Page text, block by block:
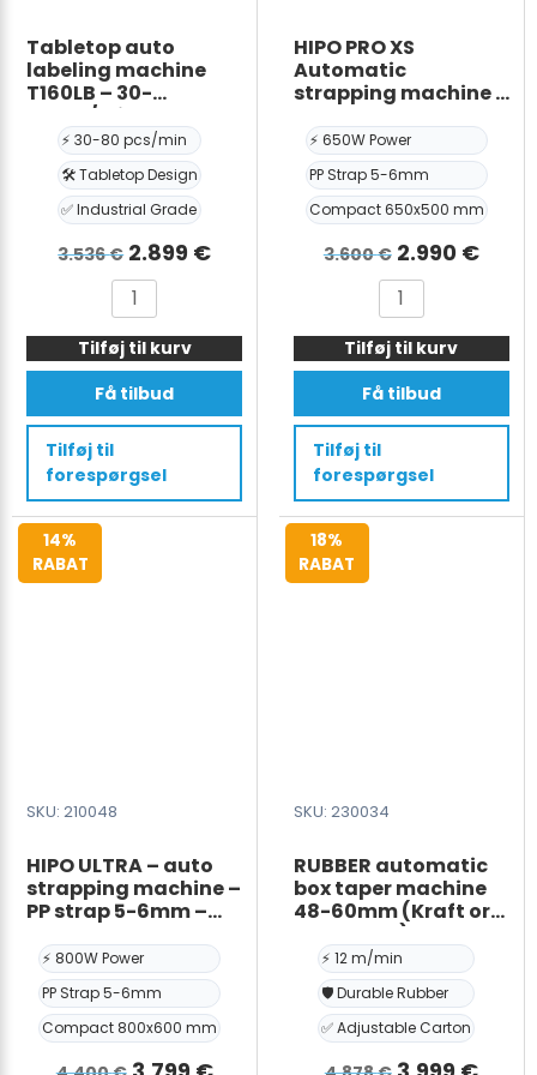
Tabletop auto
labeling machine
T160LB – 30-
80pcs/min
⚡ 30-80 pcs/min
🛠️ Tabletop Design
✅ Industrial Grade
3.536€ Den
oprindelige
pris
var:
3.536 €.
2.899 €Den
2.899 €.
Tabletop
auto
labeling
machine
T160LB
-
30-
80pcs/min
antal
Tilføj til kurv
Få tilbud
Tilføj til
forespørgsel
HIPO PRO XS
Automatic
strapping machine –
650W x 500H mm
⚡ 650W Power
PP Strap 5-6mm
Compact 650x500 mm
3.600€ Den
oprindelige
pris
var:
3.600 €.
2.990 €Den
HIPO
PRO
XS
Automatic
strapping
machine
-
PP
strap
Tilføj til kurv
Få tilbud
Tilføj til
forespørgsel
14%
RABAT
SKU: 210048
HIPO ULTRA – auto
strapping machine –
PP strap 5-6mm –
⚡ 800W Power
PP Strap 5-6mm
Compact 800x600 mm
18%
RABAT
SKU: 230034
RUBBER automatic
box taper machine
48-60mm (Kraft or
BOPP tape) –
12m/min – Max.
Carton size:
W500*H500mm –
Min. Carton Size:
W120*H120mm
⚡ 12 m/min
🛡️ Durable Rubber
✅ Adjustable Carton